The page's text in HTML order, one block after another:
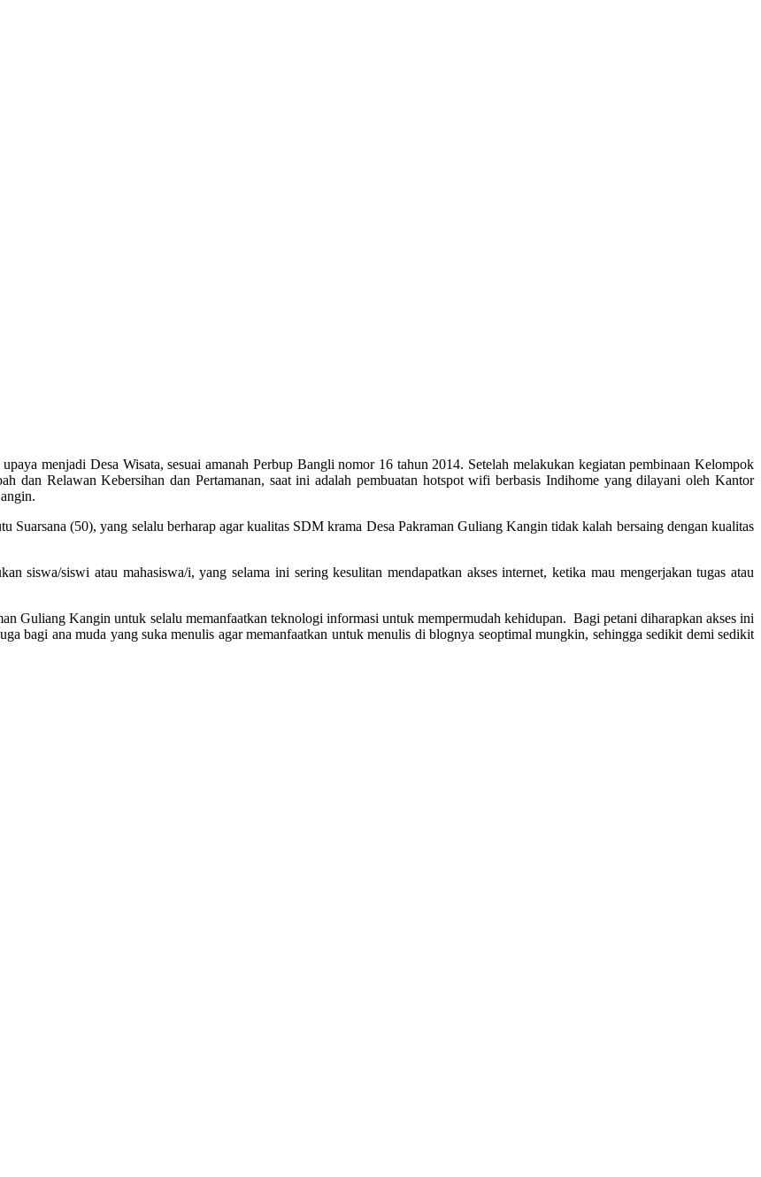
menjadi Desa Wisata, sesuai amanah Perbup Bangli nomor 16 tahun 2014. Setelah melakukan kegiatan pembinaan Kelompok
dan Relawan Kebersihan dan Pertamanan, saat ini adalah pembuatan hotspot wifi berbasis Indihome yang dilayani oleh Kantor
(50), yang selalu berharap agar kualitas SDM krama Desa Pakraman Guliang Kangin tidak kalah bersaing dengan kualitas
siswa/siswi atau mahasiswa/i, yang selama ini sering kesulitan mendapatkan akses internet, ketika mau mengerjakan tugas atau
Guliang Kangin untuk selalu memanfaatkan teknologi informasi untuk mempermudah kehidupan. Bagi petani diharapkan akses ini
bagi ana muda yang suka menulis agar memanfaatkan untuk menulis di blognya seoptimal mungkin, sehingga sedikit demi sedikit